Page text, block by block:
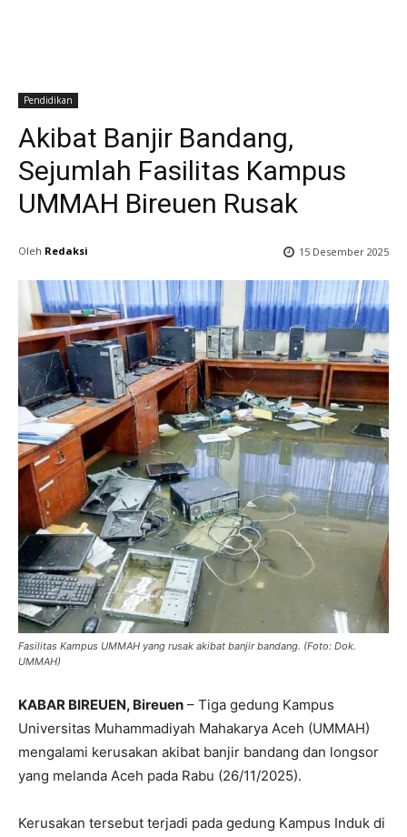
Pendidikan
Akibat Banjir Bandang,
Sejumlah Fasilitas Kampus
UMMAH Bireuen Rusak
Oleh Redaksi 15 Desember 2025
Fasilitas Kampus UMMAH yang rusak akibat banjir bandang. (Foto: Dok.
UMMAH)
KABAR BIREUEN, Bireuen – Tiga gedung Kampus
Universitas Muhammadiyah Mahakarya Aceh (UMMAH)
mengalami kerusakan akibat banjir bandang dan longsor
yang melanda Aceh pada Rabu (26/11/2025).
Kerusakan tersebut terjadi pada gedung Kampus Induk di